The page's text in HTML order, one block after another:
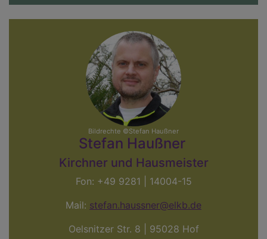
Bildrechte ©Stefan Haußner
Stefan Haußner
Kirchner und Hausmeister
Fon: +49 9281 | 14004-15
Mail: stefan.haussner@elkb.de
Oelsnitzer Str. 8 | 95028 Hof